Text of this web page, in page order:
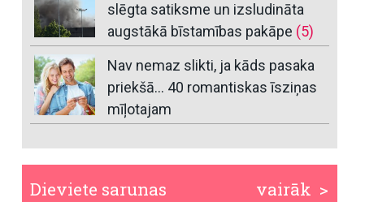
slēgta satiksme un izsludināta
augstākā bīstamības pakāpe (5)
Nav nemaz slikti, ja kāds pasaka
priekšā… 40 romantiskas īsziņas
mīļotajam
vairāk >
Dieviete sarunas